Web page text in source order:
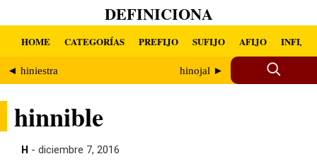
DEFINICIONA
HOME CATEGORÍAS PREFIJO SUFIJO AFIJO INFIJO
◄ hiniestra hinojal ►
hinnible
H - diciembre 7, 2016